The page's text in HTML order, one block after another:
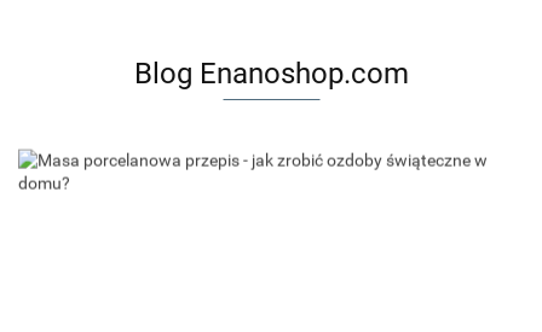
Blog Enanoshop.com